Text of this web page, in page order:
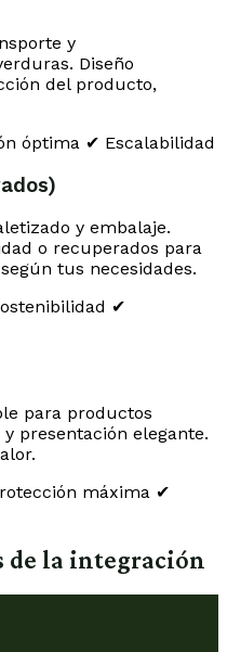
y
Diseño
del producto,
óptima ✔ Escalabilidad
y embalaje.
o recuperados para
tus necesidades.
✔
para productos
presentación elegante.
máxima ✔
de la integración